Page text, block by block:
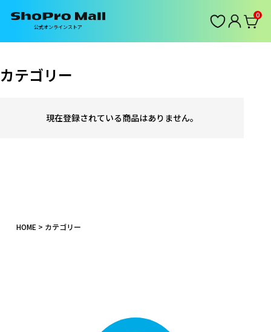
公式オンラインストア
0
カテゴリー
現在登録されている商品はありません。
HOME カテゴリー